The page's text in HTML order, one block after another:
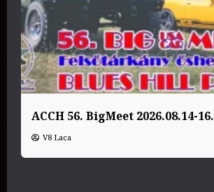
ACCH 56. BigMeet 2026.08.14-16.
V8 Laca